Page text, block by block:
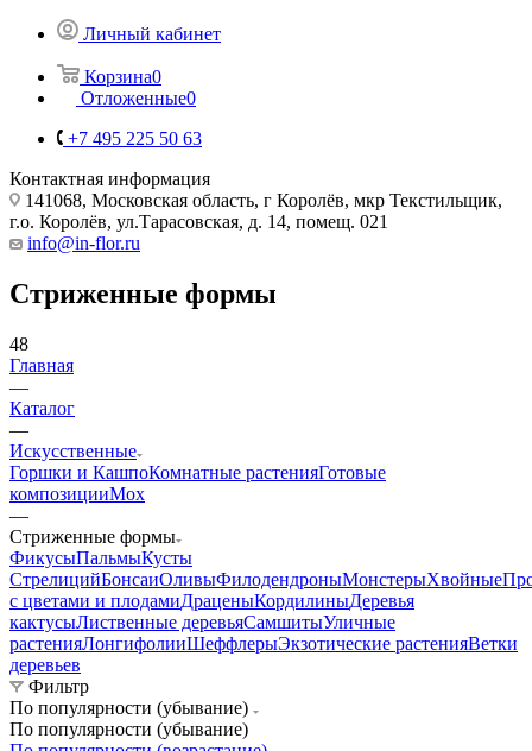
Личный кабинет
Корзина0
Отложенные0
+7 495 225 50 63
Контактная информация
141068, Московская область, г Королёв, мкр Текстильщик,
г.о. Королёв, ул.Тарасовская, д. 14, помещ. 021
info@in-flor.ru
Стриженные формы
48
Главная
—
Каталог
—
Искусственные
Горшки и КашпоКомнатные растенияГотовые
композицииМох
—
Стриженные формы
ФикусыПальмыКусты
СтрелицийБонсаиОливыФилодендроныМонстерыХвойные
с цветами и плодамиДраценыКордилиныДеревья
кактусыЛиственные деревьяСамшитыУличные
растенияЛонгифолииШеффлерыЭкзотические растенияВетки
деревьев
Фильтр
По популярности (убывание)
По популярности (убывание)